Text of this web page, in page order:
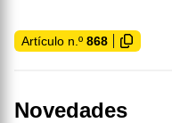
Artículo n.º 868
Novedades